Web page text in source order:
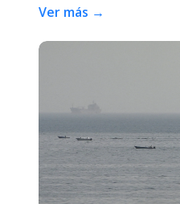
Ver más →